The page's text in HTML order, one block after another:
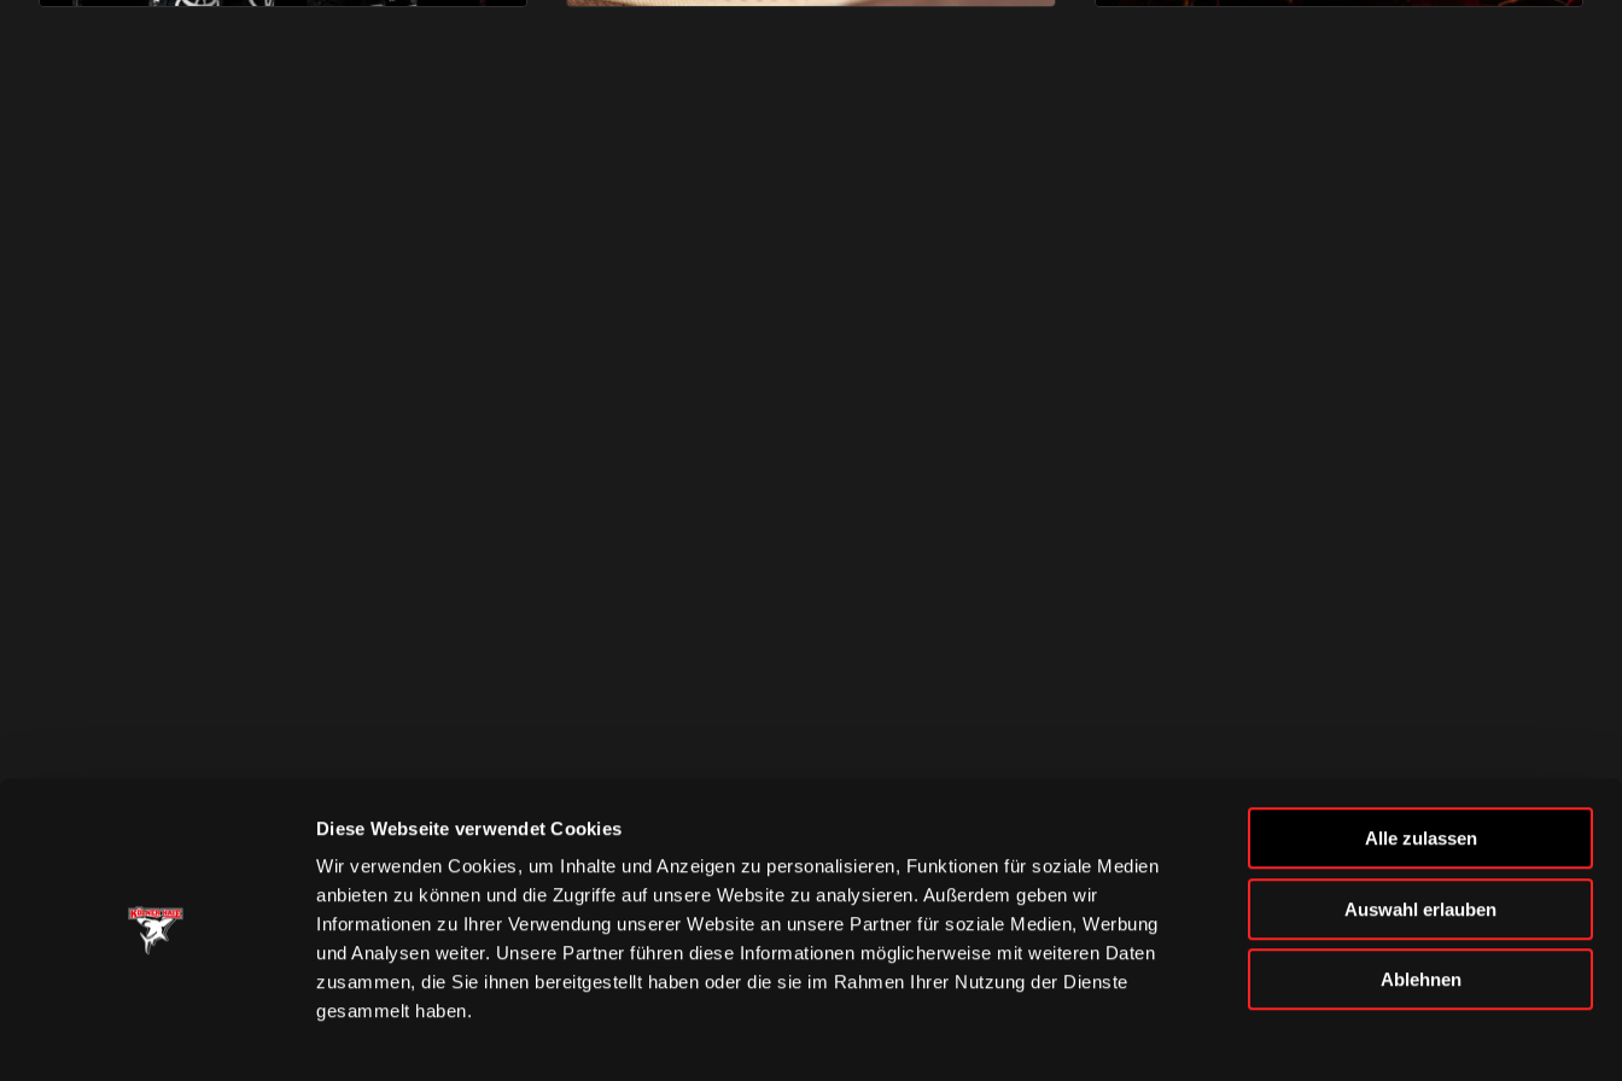
Diese Webseite verwendet Cookies
Wir verwenden Cookies, um Inhalte und Anzeigen zu personalisieren, Funktionen für soziale Medien
anbieten zu können und die Zugriffe auf unsere Website zu analysieren. Außerdem geben wir
Informationen zu Ihrer Verwendung unserer Website an unsere Partner für soziale Medien, Werbung
und Analysen weiter. Unsere Partner führen diese Informationen möglicherweise mit weiteren Daten
zusammen, die Sie ihnen bereitgestellt haben oder die sie im Rahmen Ihrer Nutzung der Dienste
gesammelt haben.
Alle zulassen
Auswahl erlauben
Ablehnen